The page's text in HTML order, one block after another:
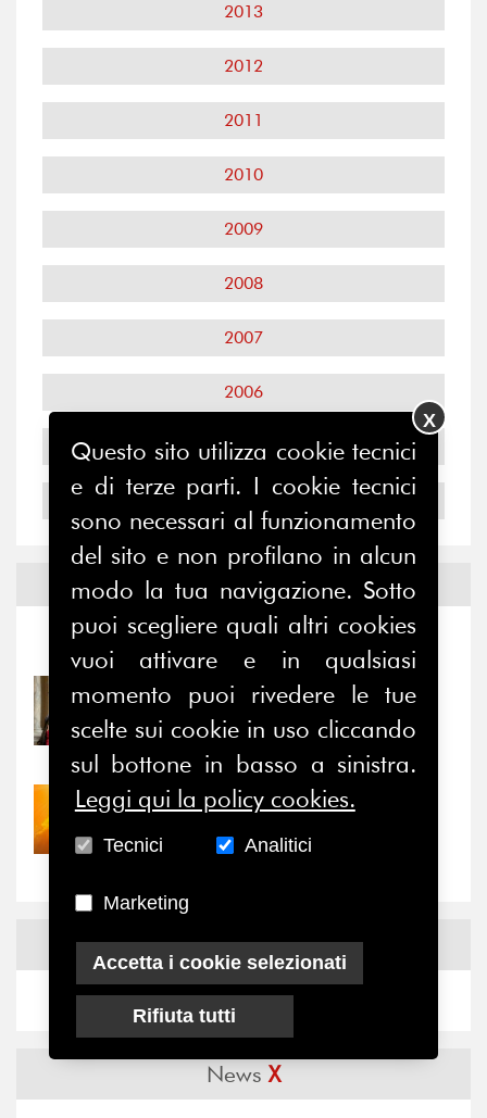
2013
2012
2011
2010
2009
2008
2007
2006
2005
2004
Notizie edEventi
Notizie
31/07/2026
Prima della pausa estiva,
il valore di...
30/07/2026
Nove anni dopo la
“grande cecità”: la...
NewsFacebook
NewsX
Questo sito utilizza cookie tecnici
e di terze parti. I cookie tecnici
sono necessari al funzionamento
del sito e non profilano in alcun
modo la tua navigazione. Sotto
puoi scegliere quali altri cookies
vuoi attivare e in qualsiasi
momento puoi rivedere le tue
scelte sui cookie in uso cliccando
sul bottone in basso a sinistra.
Leggi qui la policy cookies.
Tecnici Analitici
Marketing
Accetta i cookie selezionati
Rifiuta tutti
X